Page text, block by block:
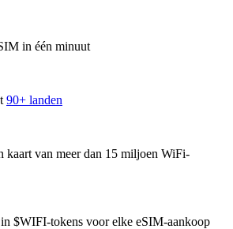
in één minuut
90+ landen
kaart van meer dan 15 miljoen WiFi-
$WIFI-tokens voor elke eSIM-aankoop